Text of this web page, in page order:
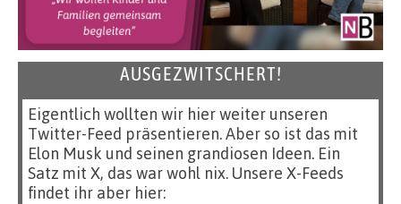
AUSGEZWITSCHERT!
Eigentlich wollten wir hier weiter unseren
Twitter-Feed präsentieren. Aber so ist das mit
Elon Musk und seinen grandiosen Ideen. Ein
Satz mit X, das war wohl nix. Unsere X-Feeds
findet ihr aber hier: